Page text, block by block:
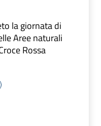
la giornata di
Aree naturali
Rossa